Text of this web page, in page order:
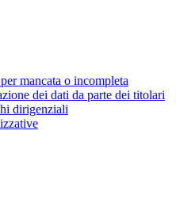
mancata o incompleta
dei dati da parte dei titolari
dirigenziali